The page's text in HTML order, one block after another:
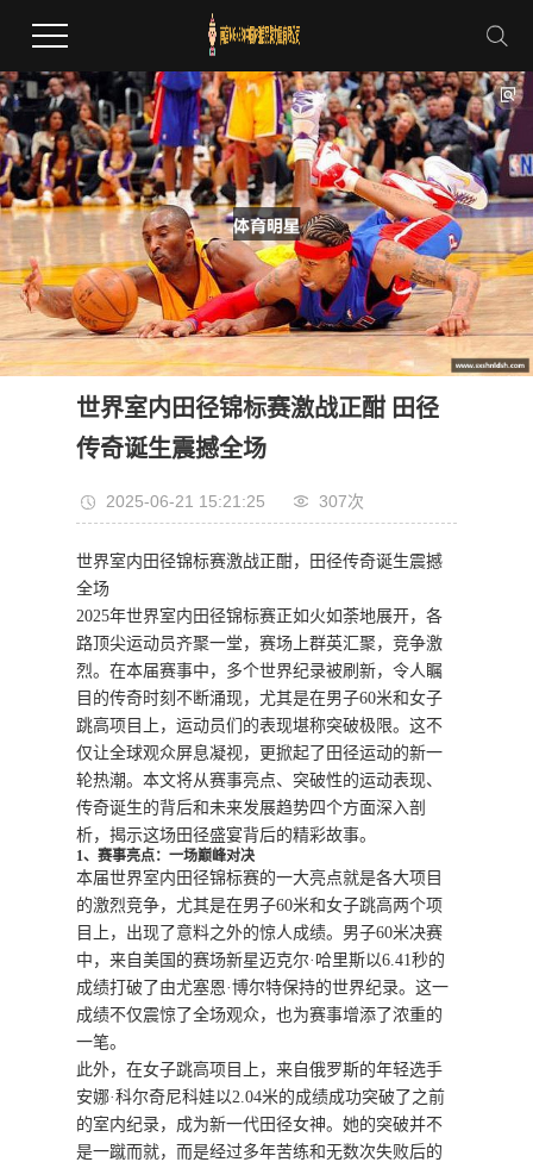
世界室内田径锦标赛激战正酣 田径
传奇诞生震撼全场
2025-06-21 15:21:25 307次
世界室内田径锦标赛激战正酣，田径传奇诞生震撼
全场
2025年世界室内田径锦标赛正如火如荼地展开，各
路顶尖运动员齐聚一堂，赛场上群英汇聚，竞争激
烈。在本届赛事中，多个世界纪录被刷新，令人瞩
目的传奇时刻不断涌现，尤其是在男子60米和女子
跳高项目上，运动员们的表现堪称突破极限。这不
仅让全球观众屏息凝视，更掀起了田径运动的新一
轮热潮。本文将从赛事亮点、突破性的运动表现、
传奇诞生的背后和未来发展趋势四个方面深入剖
析，揭示这场田径盛宴背后的精彩故事。
1、赛事亮点：一场巅峰对决
本届世界室内田径锦标赛的一大亮点就是各大项目
的激烈竞争，尤其是在男子60米和女子跳高两个项
目上，出现了意料之外的惊人成绩。男子60米决赛
中，来自美国的赛场新星迈克尔·哈里斯以6.41秒的
成绩打破了由尤塞恩·博尔特保持的世界纪录。这一
成绩不仅震惊了全场观众，也为赛事增添了浓重的
一笔。
此外，在女子跳高项目上，来自俄罗斯的年轻选手
安娜·科尔奇尼科娃以2.04米的成绩成功突破了之前
的室内纪录，成为新一代田径女神。她的突破并不
是一蹴而就，而是经过多年苦练和无数次失败后的